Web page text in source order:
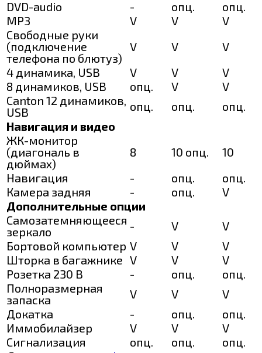
DVD-audio
- опц.
опц.
MP3
V V
V
Свободные руки
(подключение
телефона по блютуз)
V V
V
4 динамика, USB
V V
V
8 динамиков, USB
опц. V
V
Canton 12 динамиков,
USB
опц. опц.
опц.
Навигация и видео
ЖК-монитор
(диагональ в
дюймах)
8 10 опц.
10
Навигация
- опц.
опц.
Камера задняя
- опц.
V
Дополнительные опции
Самозатемняющееся
зеркало
- V
V
Бортовой компьютер V V
V
Шторка в багажнике V V
V
Розетка 230 В
- опц.
опц.
Полноразмерная
запаска
V V
V
Докатка
- опц.
опц.
Иммобилайзер
V V
V
Сигнализация
опц. опц.
опц.